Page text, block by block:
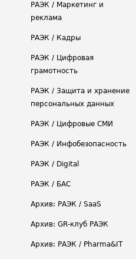
РАЭК / Маркетинг и
реклама
РАЭК / Кадры
РАЭК / Цифровая
грамотность
РАЭК / Защита и хранение
персональных данных
РАЭК / Цифровые СМИ
РАЭК / Инфобезопасность
РАЭК / Digital
РАЭК / БАС
Архив: РАЭК / SaaS
Архив: GR-клуб РАЭК
Архив: РАЭК / Pharma&IT